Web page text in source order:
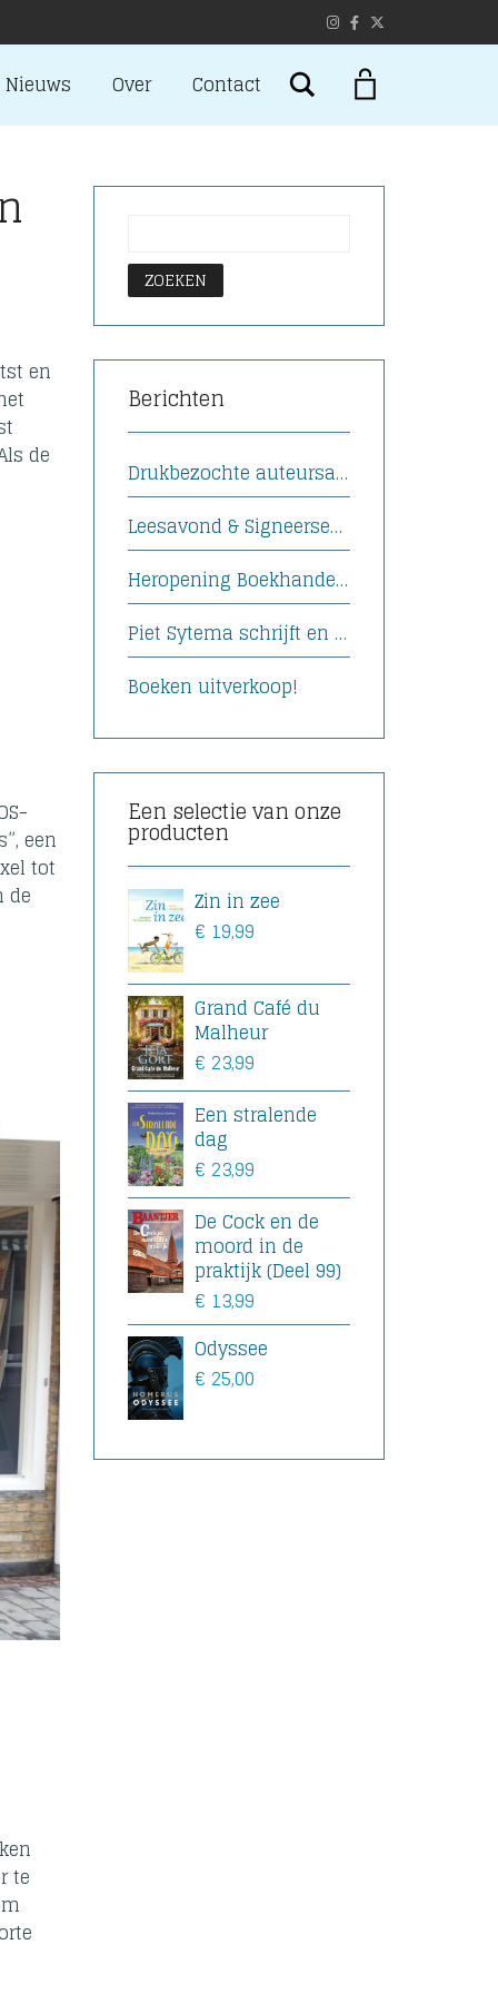
Nieuws Over Contact Search
en
de
een
tot
de
te
Berichten
Drukbezochte auteursavond met Afke Boven bij Boekhandel Funke
Leesavond & Signeersessie met Afke Boven
Heropening Boekhandel Funke
Piet Sytema schrijft en signeert zijn boek
Boeken uitverkoop!
Een selectie van onze
producten
Zin in zee
€ 19,99
Grand Café du
Malheur
€ 23,99
Een stralende
dag
€ 23,99
De Cock en de
moord in de
praktijk (Deel 99)
€ 13,99
Odyssee
€ 25,00